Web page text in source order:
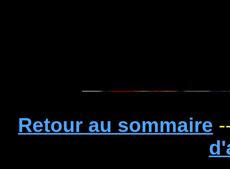
Retour au sommaire